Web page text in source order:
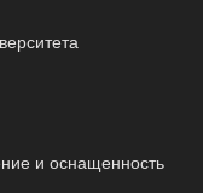
и оснащенность